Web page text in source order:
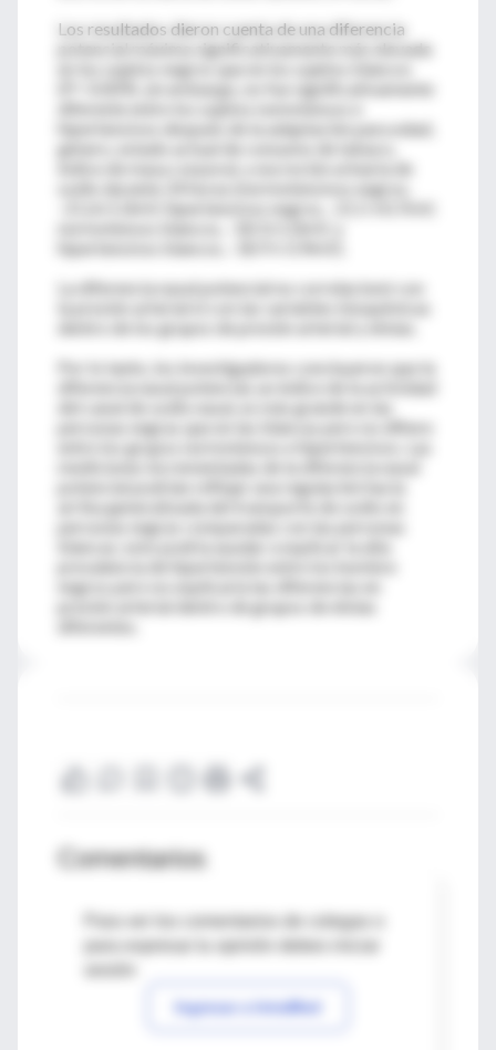
Los resultados dieron cuenta de una diferencia
potencial máxima significativamente más elevada
(P= 0.009), sin embargo, no fue significativamente
hipertensivos después de la adaptación para edad,
índice de masa corporal, y excreción urinaria de
sodio durante 24 horas (normotensivos negros,
La diferencia nasal potencial no correlacionó con
Por lo tanto, los investigadores concluyeron que la
personas negras que en las blancas pero no difiere
potencial podrían reflejar una regulación hacia
negros pero no explicaría las diferencias en
Comentarios
Para ver los comentarios de colegas o
Ingresar a IntraMed